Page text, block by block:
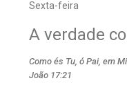
Sexta-feira
A verdade
Como és Tu, ó Pai, em
João 17:21